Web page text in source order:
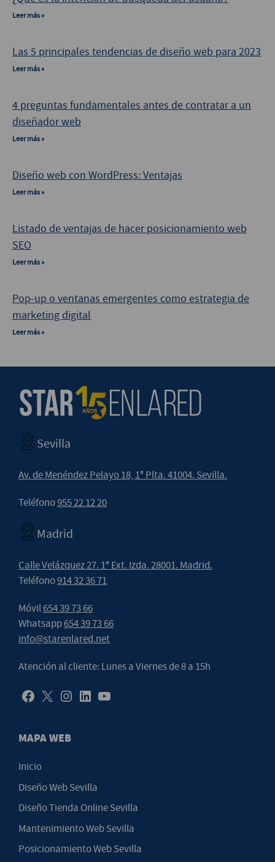
Leer más »
Las 5 principales tendencias de diseño web para 2023
Leer más »
4 preguntas fundamentales antes de contratar a un
diseñador web
Leer más »
Diseño web con WordPress: Ventajas
Leer más »
Listado de ventajas de hacer posicionamiento web
SEO
Leer más »
Pop-up o ventanas emergentes como estrategia de
marketing digital
Leer más »
Sevilla
Av. de Menéndez Pelayo 18, 1ª Plta. 41004. Sevilla.
Teléfono955 22 12 20
Madrid
Calle Velázquez 27. 1ª Ext. Izda. 28001. Madrid.
Teléfono914 32 36 71
Móvil654 39 73 66
Whatsapp654 39 73 66
info@starenlared.net
Atención al cliente: Lunes a Viernes de 8 a 15h
MAPA WEB
Inicio
Diseño Web Sevilla
Diseño Tienda Online Sevilla
Mantenimiento Web Sevilla
Posicionamiento Web Sevilla